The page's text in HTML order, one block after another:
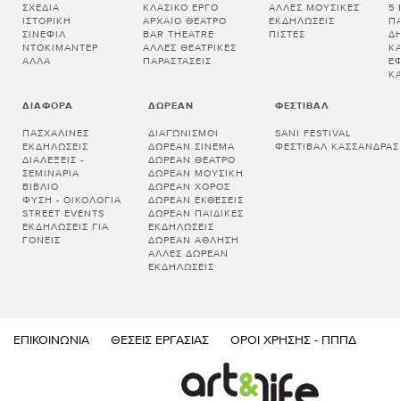
ΣΧΈΔΙΑ
ΙΣΤΟΡΙΚΉ
ΣΙΝΕΦΊΛ
ΝΤΟΚΙΜΑΝΤΈΡ
ΆΛΛΑ
ΚΛΑΣΙΚΌ ΈΡΓΟ
ΑΡΧΑΊΟ ΘΈΑΤΡΟ
BAR THEATRE
ΆΛΛΕΣ ΘΕΑΤΡΙΚΈΣ
ΠΑΡΑΣΤΆΣΕΙΣ
ΆΛΛΕΣ ΜΟΥΣΙΚΈΣ
ΕΚΔΗΛΏΣΕΙΣ
ΠΊΣΤΕΣ
5
ΔΙΆΦΟΡΑ
ΠΑΣΧΑΛΙΝΈΣ
ΕΚΔΗΛΏΣΕΙΣ
ΔΙΑΛΕΞΕΙΣ -
ΣΕΜΙΝΑΡΙΑ
ΒΙΒΛΊΟ
ΦΎΣΗ - ΟΙΚΟΛΟΓΊΑ
STREET EVENTS
ΕΚΔΗΛΏΣΕΙΣ ΓΙΑ
ΓΟΝΕΊΣ
ΔΩΡΕΆΝ
ΔΙΑΓΩΝΙΣΜΟΊ
ΔΩΡΕΆΝ ΣΙΝΕΜΆ
ΔΩΡΕΆΝ ΘΈΑΤΡΟ
ΔΩΡΕΆΝ ΜΟΥΣΙΚΉ
ΔΩΡΕΆΝ ΧΟΡΌΣ
ΔΩΡΕΆΝ ΕΚΘΈΣΕΙΣ
ΔΩΡΕΆΝ ΠΑΙΔΙΚΈΣ
ΕΚΔΗΛΏΣΕΙΣ
ΔΩΡΕΆΝ ΆΘΛΗΣΗ
ΆΛΛΕΣ ΔΩΡΕΆΝ
ΕΚΔΗΛΏΣΕΙΣ
ΦΕΣΤΙΒΆΛ
SANI FESTIVAL
ΦΕΣΤΙΒΆΛ ΚΑΣΣΆΝΔΡΑΣ
ΕΠΙΚΟΙΝΩΝΊΑ ΘΈΣΕΙΣ ΕΡΓΑΣΊΑΣ ΌΡΟΙ ΧΡΉΣΗΣ - ΠΠΠΔ